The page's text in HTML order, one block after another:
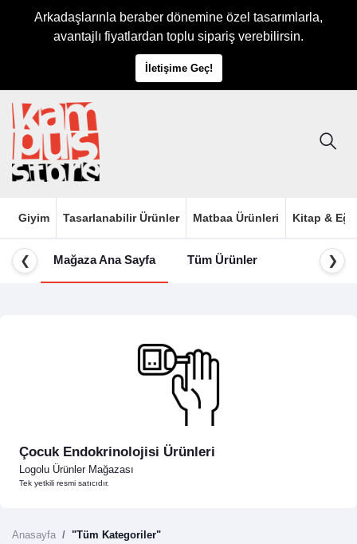
Arkadaşlarınla beraber dönemine özel tasarımlarla,
avantajlı fiyatlardan toplu sipariş verebilirsin.
İletişime Geç!
Giyim Tasarlanabilir Ürünler Matbaa Ürünleri Kitap &
❮ Mağaza Ana Sayfa Tüm Ürünler ❯
Çocuk Endokrinolojisi Ürünleri
Logolu Ürünler Mağazası
Tek yetkili resmi satıcıdır.
Anasayfa "Tüm Kategoriler"